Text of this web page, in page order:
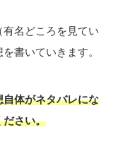
名どころを見てい
書いていきます。
体がネタバレにな
ださい。